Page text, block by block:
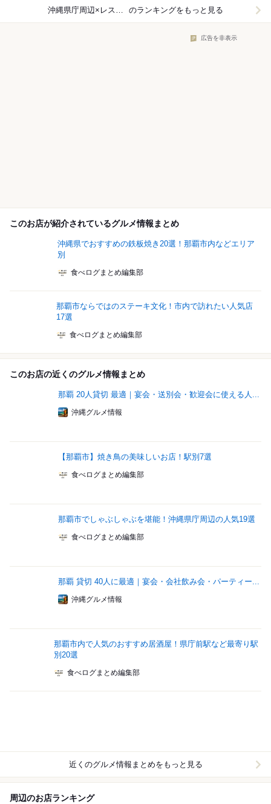
沖縄県庁周辺×レストラン のランキングをもっと見る
広告を非表示
このお店が紹介されているグルメ情報まとめ
沖縄県でおすすめの鉄板焼き20選！那覇市内などエリア
別
食べログまとめ編集部
那覇市ならではのステーキ文化！市内で訪れたい人気店
17選
食べログまとめ編集部
このお店の近くのグルメ情報まとめ
那覇 20人貸切 最適｜宴会・送別会・歓迎会に使える人...
沖縄グルメ情報
【那覇市】焼き鳥の美味しいお店！駅別7選
食べログまとめ編集部
那覇市でしゃぶしゃぶを堪能！沖縄県庁周辺の人気19選
食べログまとめ編集部
那覇 貸切 40人に最適｜宴会・会社飲み会・パーティー...
沖縄グルメ情報
那覇市内で人気のおすすめ居酒屋！県庁前駅など最寄り駅
別20選
食べログまとめ編集部
近くのグルメ情報まとめをもっと見る
周辺のお店ランキング